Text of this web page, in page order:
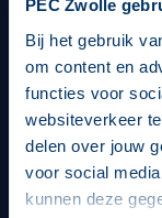
PEC Zwolle
Bij het gebruik
om content en
functies voor
websiteverkeer
delen over jouw
voor social
kunnen deze